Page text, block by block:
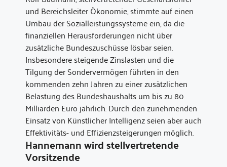
und Bereichsleiter Ökonomie, stimmte auf einen
Umbau der Sozialleistungssysteme ein, da die
finanziellen Herausforderungen nicht über
zusätzliche Bundeszuschüsse lösbar seien.
Insbesondere steigende Zinslasten und die
Tilgung der Sondervermögen führten in den
kommenden zehn Jahren zu einer zusätzlichen
Belastung des Bundeshaushalts um bis zu 80
Milliarden Euro jährlich. Durch den zunehmenden
Einsatz von Künstlicher Intelligenz seien aber auch
Effektivitäts- und Effizienzsteigerungen möglich.
Hannemann wird stellvertretende
Vorsitzende